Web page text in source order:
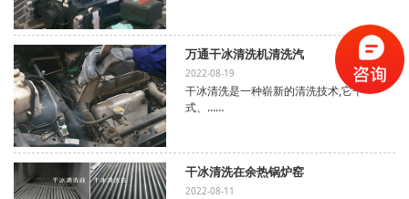
万通干冰清洗机清洗汽
2022-08-19
干冰清洗是一种崭新的清洗技术,它干
式、……
干冰清洗在余热锅炉窑
2022-08-11